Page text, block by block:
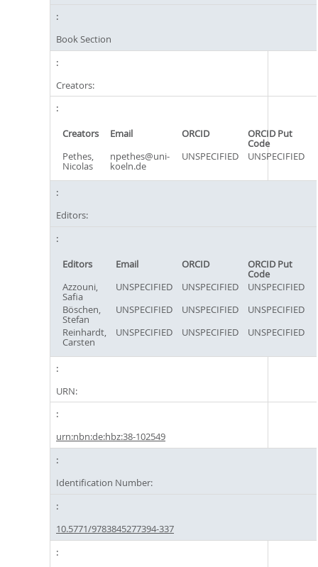
Book Section
Creators:
Creators Email ORCID ORCID Put
Code
Pethes,
Nicolas
npethes@uni-
koeln.de
UNSPECIFIED UNSPECIFIED
Editors:
Editors Email ORCID ORCID Put
Code
Azzouni,
Safia
UNSPECIFIED UNSPECIFIED
UNSPECIFIED
Böschen,
Stefan
UNSPECIFIED UNSPECIFIED
UNSPECIFIED
Reinhardt,
Carsten
UNSPECIFIED UNSPECIFIED UNSPECIFIED
URN:
urn:nbn:de:hbz:38-102549
Identification Number:
10.5771/9783845277394-337